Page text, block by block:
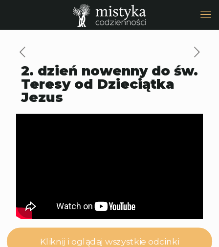
2. dzień nowenny do św.
Teresy od Dzieciątka
Jezus
Kliknij i oglądaj wszystkie odcinki